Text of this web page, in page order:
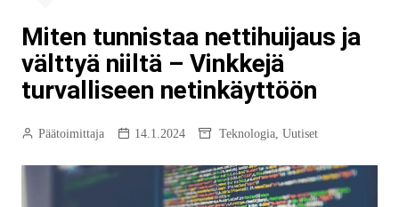
Miten tunnistaa nettihuijaus ja
välttyä niiltä – Vinkkejä
turvalliseen netinkäyttöön
Päätoimittaja 14.1.2024 Teknologia, Uutiset